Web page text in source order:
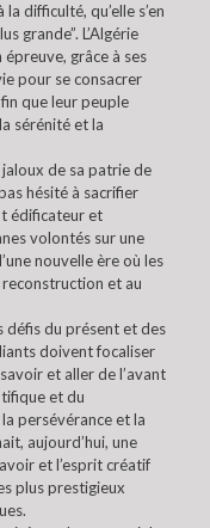
difficulté, qu’elle s’en
grande”. L’Algérie
grâce à ses
pour se consacrer
que leur peuple
sérénité et la
de sa patrie de
hésité à sacrifier
édificateur et
volontés sur une
nouvelle ère où les
et au
défis du présent et des
doivent focaliser
et aller de l’avant
et du
persévérance et la
aujourd’hui, une
et l’esprit créatif
plus prestigieux